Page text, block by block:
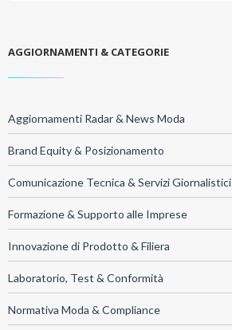
AGGIORNAMENTI & CATEGORIE
Aggiornamenti Radar & News Moda
Brand Equity & Posizionamento
Comunicazione Tecnica & Servizi Giornalistici
Formazione & Supporto alle Imprese
Innovazione di Prodotto & Filiera
Laboratorio, Test & Conformità
Normativa Moda & Compliance